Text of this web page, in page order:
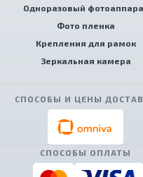
Одноразовый
Фото пленка
Крепления для рамок
Зеркальная камера
СПОСОБЫ И ЦЕНЫ
СПОСОБЫ ОПЛАТЫ